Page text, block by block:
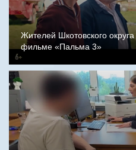
Жителей Шкотовского
фильме «Пальма 3»